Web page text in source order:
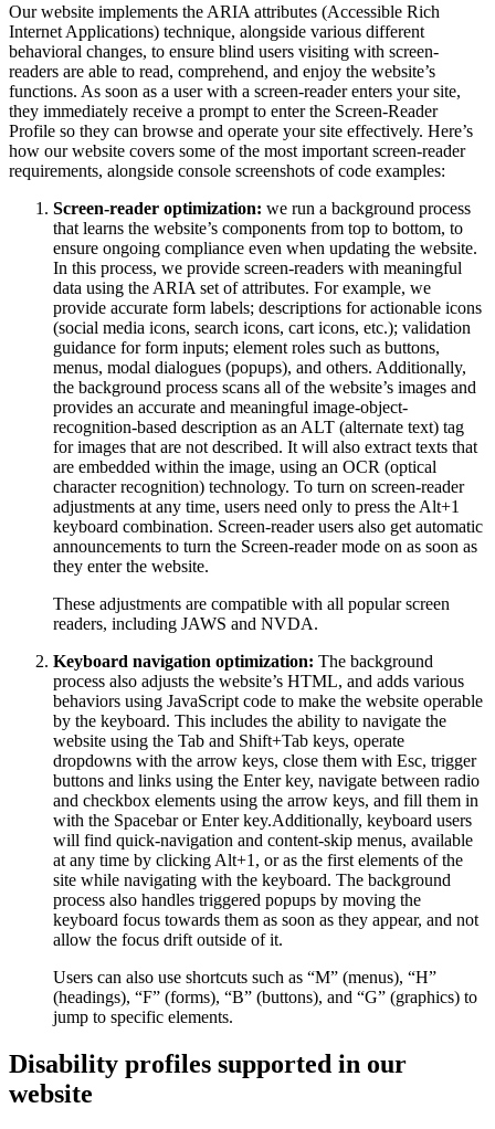
Our website implements the ARIA attributes (Accessible Rich
Internet Applications) technique, alongside various different
behavioral changes, to ensure blind users visiting with screen-
readers are able to read, comprehend, and enjoy the website’s
functions. As soon as a user with a screen-reader enters your site,
they immediately receive a prompt to enter the Screen-Reader
Profile so they can browse and operate your site effectively. Here’s
how our website covers some of the most important screen-reader
requirements, alongside console screenshots of code examples:
Screen-reader optimization: we run a background process
that learns the website’s components from top to bottom, to
ensure ongoing compliance even when updating the website.
In this process, we provide screen-readers with meaningful
data using the ARIA set of attributes. For example, we
provide accurate form labels; descriptions for actionable icons
(social media icons, search icons, cart icons, etc.); validation
guidance for form inputs; element roles such as buttons,
menus, modal dialogues (popups), and others. Additionally,
the background process scans all of the website’s images and
provides an accurate and meaningful image-object-
recognition-based description as an ALT (alternate text) tag
for images that are not described. It will also extract texts that
are embedded within the image, using an OCR (optical
character recognition) technology. To turn on screen-reader
adjustments at any time, users need only to press the Alt+1
keyboard combination. Screen-reader users also get automatic
announcements to turn the Screen-reader mode on as soon as
they enter the website.
These adjustments are compatible with all popular screen
readers, including JAWS and NVDA.
Keyboard navigation optimization: The background
process also adjusts the website’s HTML, and adds various
behaviors using JavaScript code to make the website operable
by the keyboard. This includes the ability to navigate the
website using the Tab and Shift+Tab keys, operate
dropdowns with the arrow keys, close them with Esc, trigger
buttons and links using the Enter key, navigate between radio
and checkbox elements using the arrow keys, and fill them in
with the Spacebar or Enter key.Additionally, keyboard users
will find quick-navigation and content-skip menus, available
at any time by clicking Alt+1, or as the first elements of the
site while navigating with the keyboard. The background
process also handles triggered popups by moving the
keyboard focus towards them as soon as they appear, and not
allow the focus drift outside of it.
Users can also use shortcuts such as “M” (menus), “H”
(headings), “F” (forms), “B” (buttons), and “G” (graphics) to
jump to specific elements.
Disability profiles supported in our
website